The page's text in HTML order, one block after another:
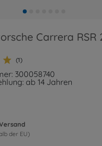
Carrera RSR
(1)
300058740
ab 14 Jahren
der EU)